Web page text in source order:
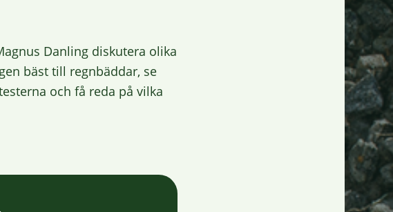
Danling diskutera olika
bäst till regnbäddar, se
och få reda på vilka